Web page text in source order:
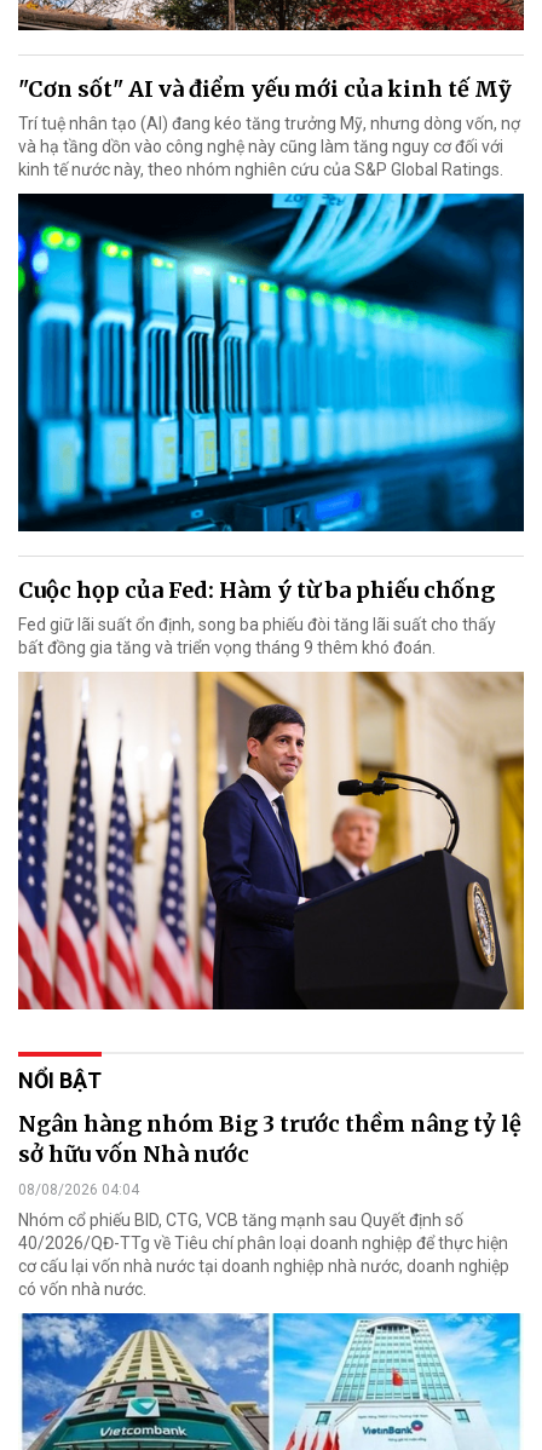
"Cơn sốt" AI và điểm yếu mới của kinh tế Mỹ
Trí tuệ nhân tạo (AI) đang kéo tăng trưởng Mỹ, nhưng dòng vốn, nợ
và hạ tầng dồn vào công nghệ này cũng làm tăng nguy cơ đối với
kinh tế nước này, theo nhóm nghiên cứu của S&P Global Ratings.
Cuộc họp của Fed: Hàm ý từ ba phiếu chống
Fed giữ lãi suất ổn định, song ba phiếu đòi tăng lãi suất cho thấy
bất đồng gia tăng và triển vọng tháng 9 thêm khó đoán.
NỔI BẬT
Ngân hàng nhóm Big 3 trước thềm nâng tỷ lệ
sở hữu vốn Nhà nước
08/08/2026 04:04
Nhóm cổ phiếu BID, CTG, VCB tăng mạnh sau Quyết định số
40/2026/QĐ-TTg về Tiêu chí phân loại doanh nghiệp để thực hiện
cơ cấu lại vốn nhà nước tại doanh nghiệp nhà nước, doanh nghiệp
có vốn nhà nước.